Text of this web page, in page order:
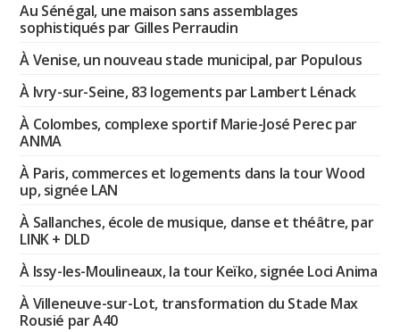
Au Sénégal, une maison sans assemblages
sophistiqués par Gilles Perraudin
À Venise, un nouveau stade municipal, par Populous
À Ivry-sur-Seine, 83 logements par Lambert Lénack
À Colombes, complexe sportif Marie-José Perec par
ANMA
À Paris, commerces et logements dans la tour Wood
up, signée LAN
À Sallanches, école de musique, danse et théâtre, par
LINK + DLD
À Issy-les-Moulineaux, la tour Keïko, signée Loci Anima
À Villeneuve-sur-Lot, transformation du Stade Max
Rousié par A40